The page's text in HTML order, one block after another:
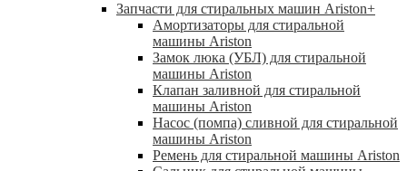
Запчасти для стиральных машин Ariston+
Амортизаторы для стиральной
машины Ariston
Замок люка (УБЛ) для стиральной
машины Ariston
Клапан заливной для стиральной
машины Ariston
Насос (помпа) сливной для стиральной
машины Ariston
Ремень для стиральной машины Ariston